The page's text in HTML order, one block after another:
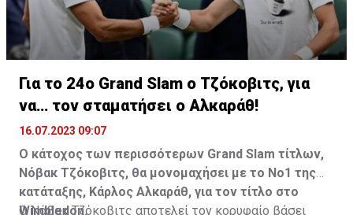
Για το 24ο Grand Slam ο Τζόκοβιτς, για
να… τον σταματήσει ο Αλκαράθ!
16.07.2023 09:07
Ο κάτοχος των περισσότερων Grand Slam τίτλων,
Νόβακ Τζόκοβιτς, θα μονομαχήσει με το Νο1 της
κατάταξης, Κάρλος Αλκαράθ, για τον τίτλο στο
Wimbledon.
Ο Νόβακ Τζόκοβιτς αποτελεί τον κορυφαίο βάσει